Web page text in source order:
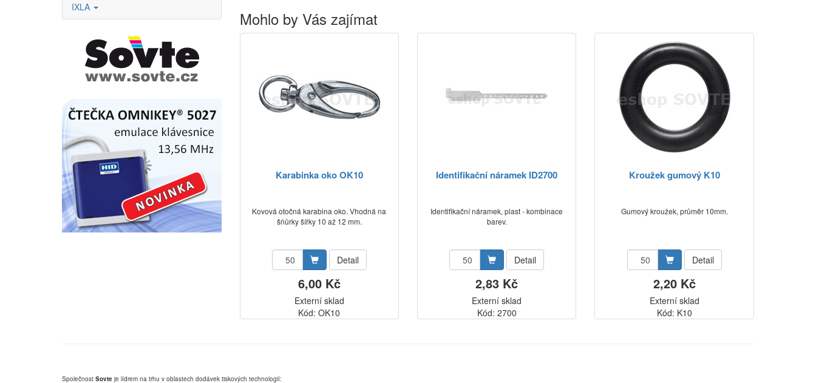
IXLA
Mohlo by Vás zajímat
Karabinka oko OK10
Kovová otočná karabina oko. Vhodná na
šňůrky šířky 10 až 12 mm.
Detail
6,00 Kč
Externí sklad
Kód: OK10
Identifikační náramek ID2700
Identifikační náramek, plast - kombinace
barev.
Detail
2,83 Kč
Externí sklad
Kód: 2700
Kroužek gumový K10
Gumový kroužek, průměr 10mm.
Detail
2,20 Kč
Externí sklad
Kód: K10
Společnost Sovte je lídrem na trhu v oblastech dodávek tiskových technologií: